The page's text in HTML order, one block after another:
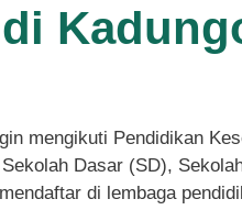
mengikuti Pendidikan
Dasar (SD),
di lembaga